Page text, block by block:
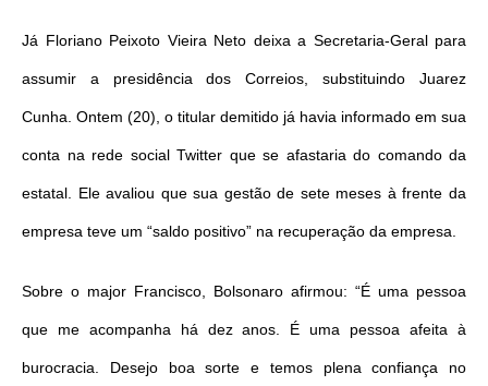
Já Floriano Peixoto Vieira Neto deixa a Secretaria-Geral para
assumir a presidência dos Correios, substituindo Juarez
Cunha. Ontem (20), o titular demitido já havia informado em sua
conta na rede social Twitter que se afastaria do comando da
estatal. Ele avaliou que sua gestão de sete meses à frente da
empresa teve um “saldo positivo” na recuperação da empresa.
Sobre o major Francisco, Bolsonaro afirmou: “É uma pessoa
que me acompanha há dez anos. É uma pessoa afeita à
burocracia. Desejo boa sorte e temos plena confiança no